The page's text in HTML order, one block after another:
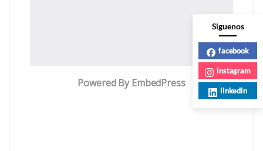
Powered By EmbedPress
Siguenos
facebook
instagram
linkedin